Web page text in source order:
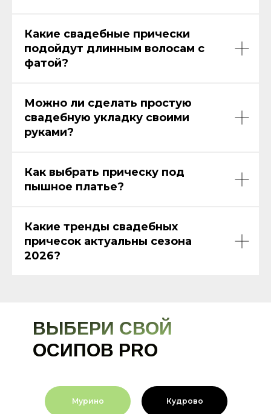
Какие свадебные прически
подойдут длинным волосам с
фатой?
Можно ли сделать простую
свадебную укладку своими
руками?
Как выбрать прическу под
пышное платье?
Какие тренды свадебных
причесок актуальны сезона
2026?
ВЫБЕРИ СВОЙ
ОСИПОВ PRO
Мурино Кудрово